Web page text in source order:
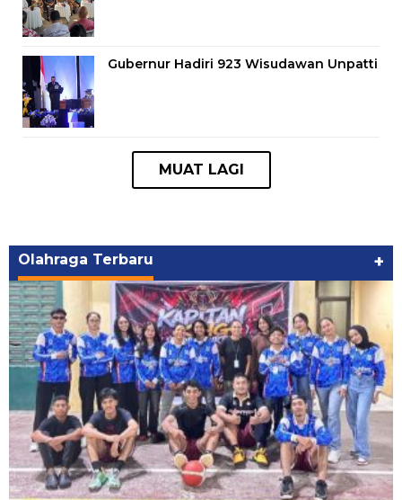
Gubernur Hadiri 923 Wisudawan Unpatti
Olahraga Terbaru +